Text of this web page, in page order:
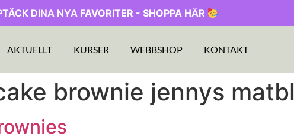
DINA NYA FAVORITER - SHOPPA HÄR
AKTUELLT KURSER WEBBSHOP KONTAKT
brownie jennys